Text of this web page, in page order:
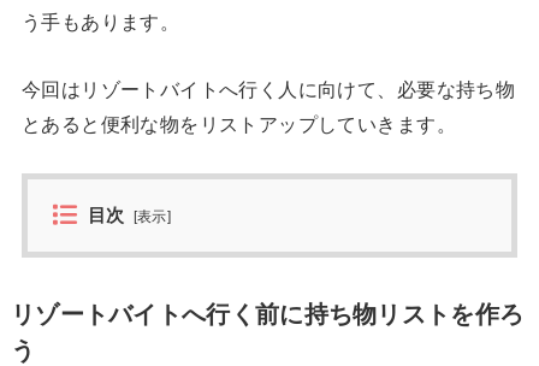
う手もあります。
今回はリゾートバイトへ行く人に向けて、必要な持ち物
とあると便利な物をリストアップしていきます。
目次 [表示]
リゾートバイトへ行く前に持ち物リストを作ろ
う